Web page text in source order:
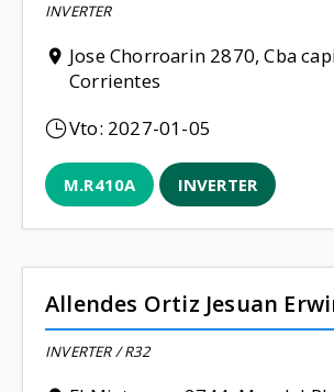
INVERTER
Jose Chorroarin 2870, Cba
Corrientes
Vto: 2027-01-05
M.R410A INVERTER
Allendes Ortiz Jesuan
INVERTER / R32